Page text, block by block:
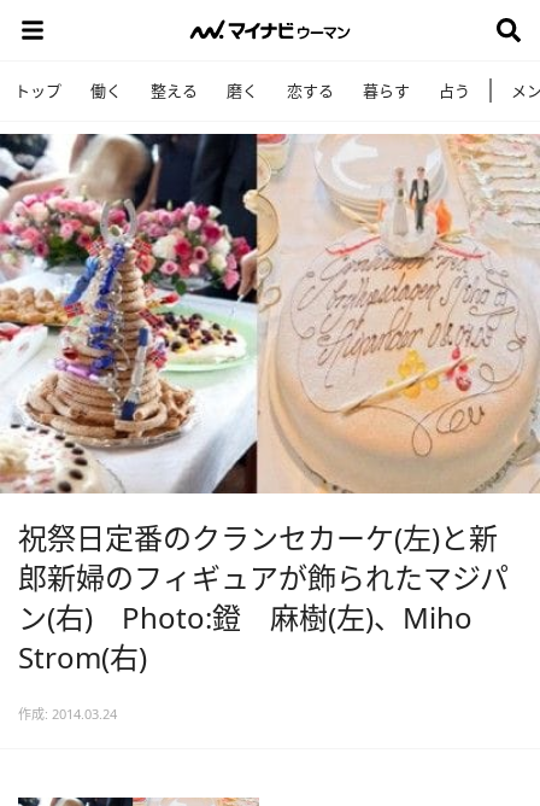
トップ 働く 整える 磨く 恋する 暮らす 占う メ
祝祭日定番のクランセカーケ(左)と新
郎新婦のフィギュアが飾られたマジパ
ン(右) Photo:鐙 麻樹(左)、Miho
Strom(右)
作成: 2014.03.24